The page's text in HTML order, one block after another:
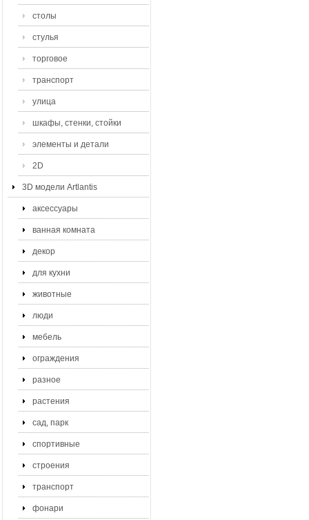
столы
стулья
торговое
транспорт
улица
шкафы, стенки, стойки
элементы и детали
2D
3D модели Artlantis
аксессуары
ванная комната
декор
для кухни
животные
люди
мебель
ограждения
разное
растения
сад, парк
спортивные
строения
транспорт
фонари